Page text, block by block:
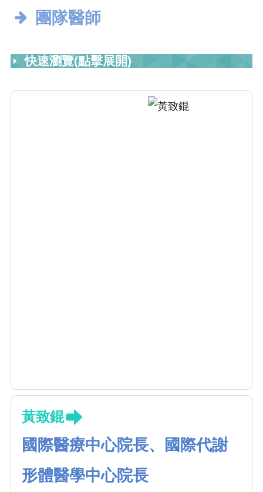
團隊醫師
快速瀏覽(點擊展開)
黃致錕
國際醫療中心院長、國際代謝
形體醫學中心院長